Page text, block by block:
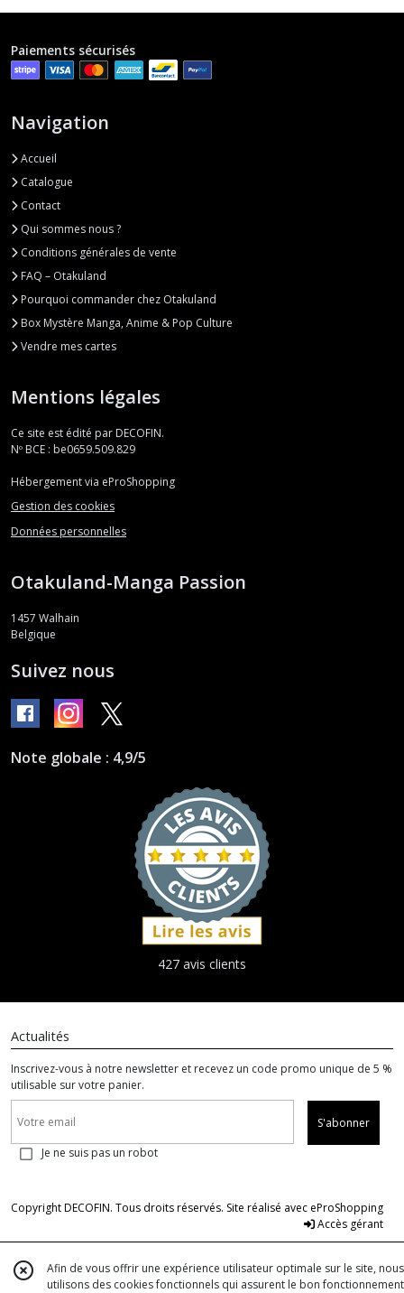
Paiements sécurisés
Navigation
Accueil
Catalogue
Contact
Qui sommes nous ?
Conditions générales de vente
FAQ – Otakuland
Pourquoi commander chez Otakuland
Box Mystère Manga, Anime & Pop Culture
Vendre mes cartes
Mentions légales
Ce site est édité par DECOFIN.
Nº BCE : be0659.509.829
Hébergement via eProShopping
Gestion des cookies
Données personnelles
Otakuland-Manga Passion
1457 Walhain
Belgique
Suivez nous
Note globale : 4,9/5
427 avis clients
Actualités
Inscrivez-vous à notre newsletter et recevez un code promo unique de 5 %
utilisable sur votre panier.
S'abonner
Je ne suis pas un robot
Copyright DECOFIN. Tous droits réservés. Site réalisé avec eProShopping
Accès gérant
Afin de vous offrir une expérience utilisateur optimale sur le site, nous
utilisons des cookies fonctionnels qui assurent le bon fonctionnement